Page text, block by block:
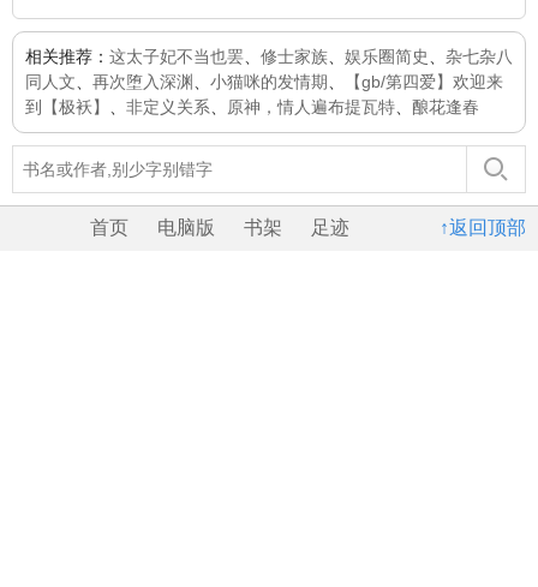
相关推荐： 这太子妃不当也罢 修士家族 娱乐圈简史
杂七杂八
同人文
再次堕入深渊 小猫咪的发情期
【gb/第四爱】欢迎来
到【极袄】
非定义关系 原神，情人遍布提瓦特 酿花逢春
↑返回顶部
首页 电脑版 书架 足迹